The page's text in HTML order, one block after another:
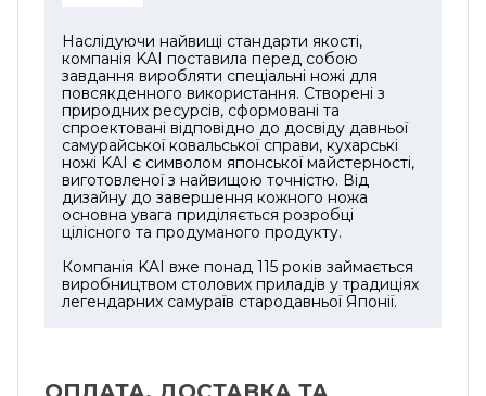
Наслідуючи найвищі стандарти якості,
компанія KAI поставила перед собою
завдання виробляти спеціальні ножі для
повсякденного використання. Створені з
природних ресурсів, сформовані та
спроектовані відповідно до досвіду давньої
самурайської ковальської справи, кухарські
ножі KAI є символом японської майстерності,
виготовленої з найвищою точністю. Від
дизайну до завершення кожного ножа
основна увага приділяється розробці
цілісного та продуманого продукту.
Компанія KAI вже понад 115 років займається
виробництвом столових приладів у традиціях
легендарних самураїв стародавньої Японії.